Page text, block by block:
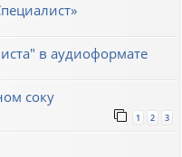
в аудиоформате
соку
1 2 3